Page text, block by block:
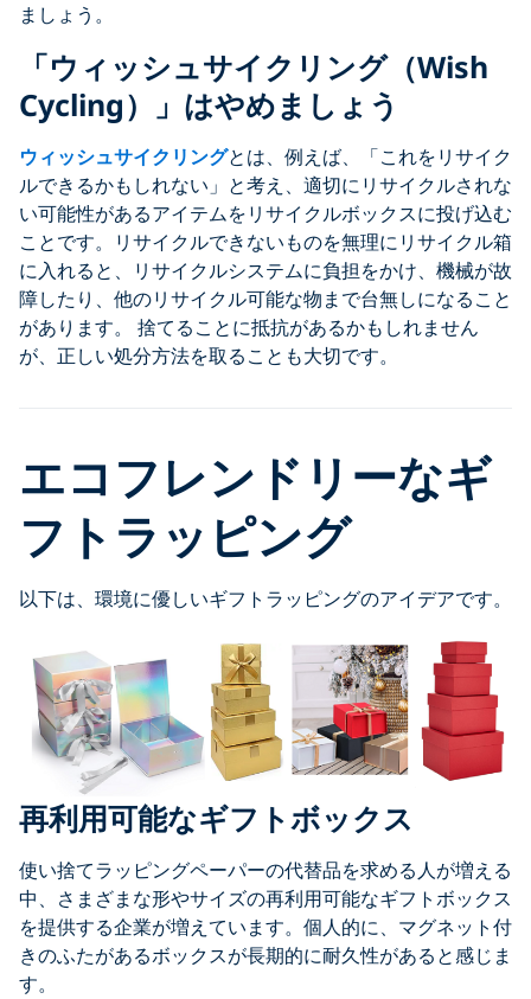
ましょう。
「ウィッシュサイクリング（Wish
Cycling）」はやめましょう
ウィッシュサイクリングとは、例えば、「これをリサイク
ルできるかもしれない」と考え、適切にリサイクルされな
い可能性があるアイテムをリサイクルボックスに投げ込む
ことです。リサイクルできないものを無理にリサイクル箱
に入れると、リサイクルシステムに負担をかけ、機械が故
障したり、他のリサイクル可能な物まで台無しになること
があります。 捨てることに抵抗があるかもしれません
が、正しい処分方法を取ることも大切です。
エコフレンドリーなギ
フトラッピング
以下は、環境に優しいギフトラッピングのアイデアです。
再利用可能なギフトボックス
使い捨てラッピングペーパーの代替品を求める人が増える
中、さまざまな形やサイズの再利用可能なギフトボックス
を提供する企業が増えています。個人的に、マグネット付
きのふたがあるボックスが長期的に耐久性があると感じま
す。